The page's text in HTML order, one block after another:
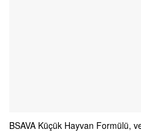
BSAVA Küçük Hayvan Formülü,